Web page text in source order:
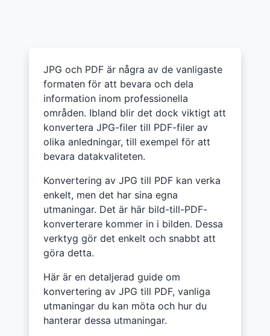
JPG och PDF är några av de vanligaste
formaten för att bevara och dela
information inom professionella
områden. Ibland blir det dock viktigt att
konvertera JPG-filer till PDF-filer av
olika anledningar, till exempel för att
bevara datakvaliteten.
Konvertering av JPG till PDF kan verka
enkelt, men det har sina egna
utmaningar. Det är här bild-till-PDF-
konverterare kommer in i bilden. Dessa
verktyg gör det enkelt och snabbt att
göra detta.
Här är en detaljerad guide om
konvertering av JPG till PDF, vanliga
utmaningar du kan möta och hur du
hanterar dessa utmaningar.